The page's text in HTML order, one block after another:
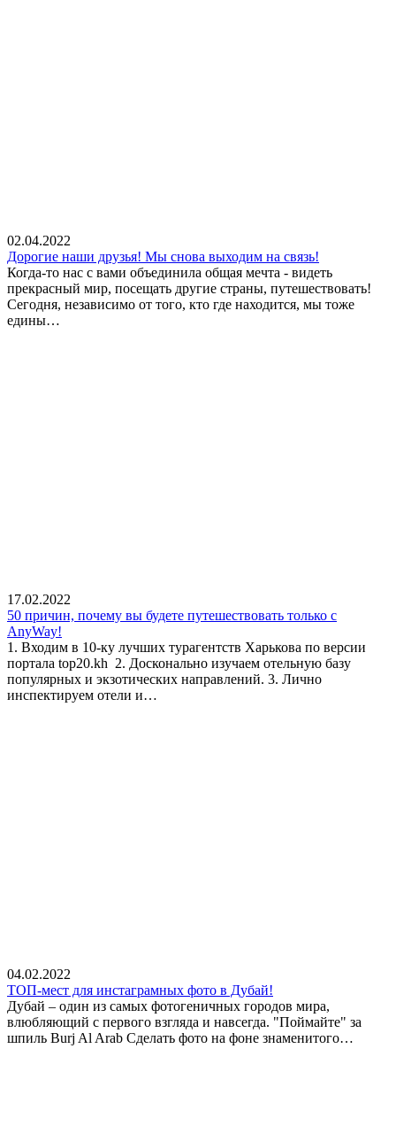
02.04.2022
Дорогие наши друзья! Мы снова выходим на связь!
Когда-то нас с вами объединила общая мечта - видеть
прекрасный мир, посещать другие страны, путешествовать!
Сегодня, независимо от того, кто где находится, мы тоже
едины…
17.02.2022
50 причин, почему вы будете путешествовать только с
AnyWay!
1. Входим в 10-ку лучших турагентств Харькова по версии
портала top20.kh 2. Досконально изучаем отельную базу
популярных и экзотических направлений. 3. Лично
инспектируем отели и…
04.02.2022
ТОП-мест для инстаграмных фото в Дубай!
Дубай – один из самых фотогеничных городов мира,
влюбляющий с первого взгляда и навсегда. "Поймайте" за
шпиль Burj Al Arab Сделать фото на фоне знаменитого…